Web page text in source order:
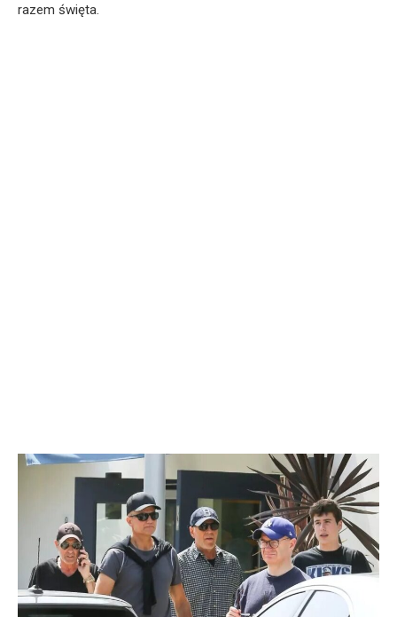
razem święta.